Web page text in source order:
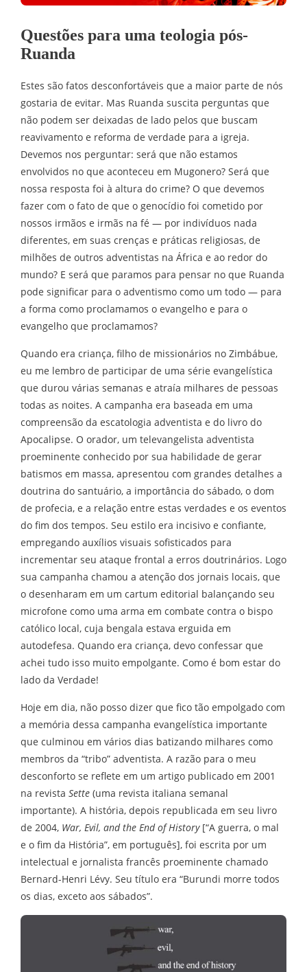
Questões para uma teologia pós-
Ruanda
Estes são fatos desconfortáveis que a maior parte de nós
gostaria de evitar. Mas Ruanda suscita perguntas que
não podem ser deixadas de lado pelos que buscam
reavivamento e reforma de verdade para a igreja.
Devemos nos perguntar: será que não estamos
envolvidos no que aconteceu em Mugonero? Será que
nossa resposta foi à altura do crime? O que devemos
fazer com o fato de que o genocídio foi cometido por
nossos irmãos e irmãs na fé — por indivíduos nada
diferentes, em suas crenças e práticas religiosas, de
milhões de outros adventistas na África e ao redor do
mundo? E será que paramos para pensar no que Ruanda
pode significar para o adventismo como um todo — para
a forma como proclamamos o evangelho e para o
evangelho que proclamamos?
Quando era criança, filho de missionários no Zimbábue,
eu me lembro de participar de uma série evangelística
que durou várias semanas e atraía milhares de pessoas
todas as noites. A campanha era baseada em uma
compreensão da escatologia adventista e do livro do
Apocalipse. O orador, um televangelista adventista
proeminente conhecido por sua habilidade de gerar
batismos em massa, apresentou com grandes detalhes a
doutrina do santuário, a importância do sábado, o dom
de profecia, e a relação entre estas verdades e os eventos
do fim dos tempos. Seu estilo era incisivo e confiante,
empregando auxílios visuais sofisticados para
incrementar seu ataque frontal a erros doutrinários. Logo
sua campanha chamou a atenção dos jornais locais, que
o desenharam em um cartum editorial balançando seu
microfone como uma arma em combate contra o bispo
católico local, cuja bengala estava erguida em
autodefesa. Quando era criança, devo confessar que
achei tudo isso muito empolgante. Como é bom estar do
lado da Verdade!
Hoje em dia, não posso dizer que fico tão empolgado com
a memória dessa campanha evangelística importante
que culminou em vários dias batizando milhares como
membros da “tribo” adventista. A razão para o meu
desconforto se reflete em um artigo publicado em 2001
na revista Sette (uma revista italiana semanal
importante). A história, depois republicada em seu livro
de 2004, War, Evil, and the End of History[“A guerra, o mal
e o fim da História”, em português], foi escrita por um
intelectual e jornalista francês proeminente chamado
Bernard-Henri Lévy. Seu título era “Burundi morre todos
os dias, exceto aos sábados”.